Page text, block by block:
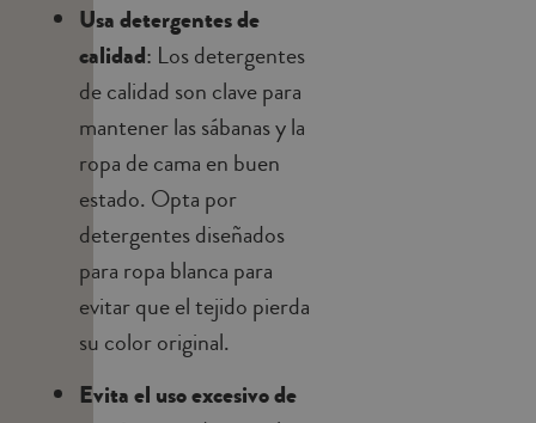
Usa detergentes de
calidad: Los detergentes
de calidad son clave para
mantener las sábanas y la
ropa de cama en buen
estado. Opta por
detergentes diseñados
para ropa blanca para
evitar que el tejido pierda
su color original.
Evita el uso excesivo de